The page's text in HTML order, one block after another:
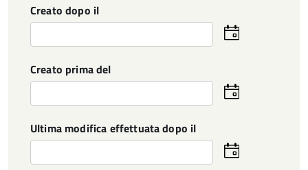
Creato dopo il
Seleziona
la
Creato prima del
Seleziona
la
Ultima modifica effettuata dopo il
Seleziona
la